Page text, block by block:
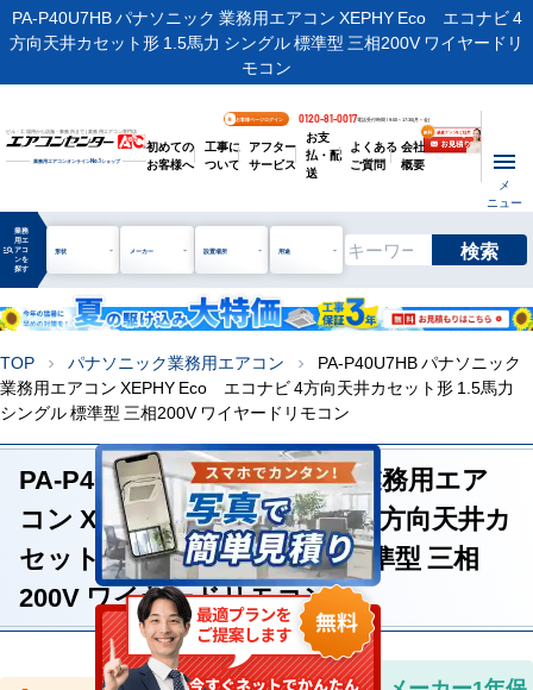
PA-P40U7HB パナソニック 業務用エアコン XEPHY Eco エコナビ 4
方向天井カセット形 1.5馬力 シングル 標準型 三相200V ワイヤードリ
モコン
ビル・工場用から店舗・事務所まで | 業務用エアコン専門店
業務用エアコンオンラインNo.1ショップ
お客様ページログイン 0120-81-0017電話受付時間 / 9:00～17:30(月～金)
初めての
お客様へ
工事に
ついて
アフター
サービス
お支
払・配
送
よくある
ご質問
会社
概要
メ
ニュー
manage_search
業務
用エ
アコ
ンを
探す
形状 メーカー 設置場所 用途 検索
TOP chevron_right パナソニック業務用エアコン chevron_right
PA-P40U7HB パナソニック
業務用エアコン XEPHY Eco エコナビ 4方向天井カセット形 1.5馬力
シングル 標準型 三相200V ワイヤードリモコン
PA-P40U7HB パナソニック 業務用エア
コン XEPHY Eco エコナビ 4方向天井カ
セット形 1.5馬力 シングル 標準型 三相
200V ワイヤードリモコン